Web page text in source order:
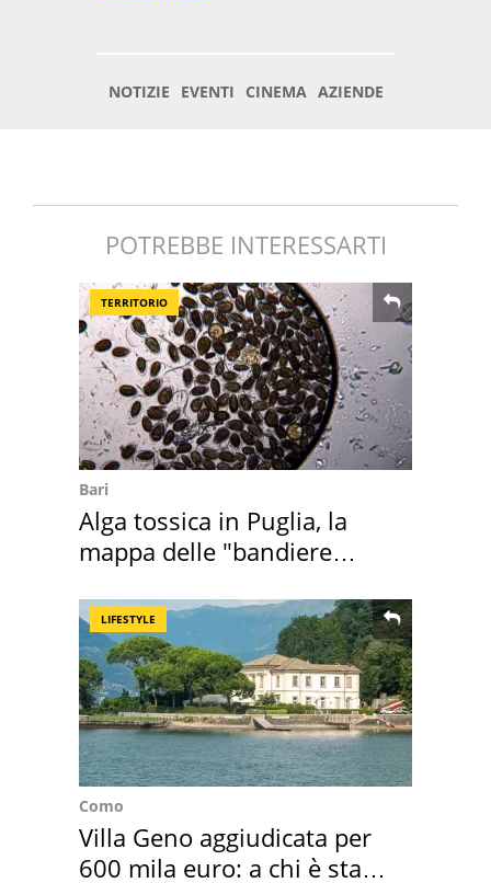
POTREBBE INTERESSARTI
TERRITORIO
Bari
Alga tossica in Puglia, la
mappa delle "bandiere
LIFESTYLE
Como
Villa Geno aggiudicata per
600 mila euro: a chi è stata